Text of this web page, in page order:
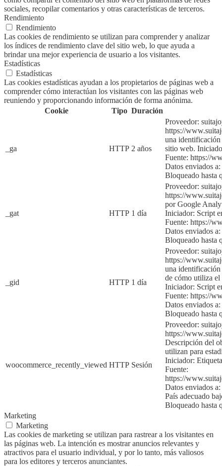
sociales, recopilar comentarios y otras características de terceros.
Rendimiento
Rendimiento
Las cookies de rendimiento se utilizan para comprender y analizar
los índices de rendimiento clave del sitio web, lo que ayuda a
brindar una mejor experiencia de usuario a los visitantes.
Estadísticas
Estadísticas
Las cookies estadísticas ayudan a los propietarios de páginas web a
comprender cómo interactúan los visitantes con las páginas web
reuniendo y proporcionando información de forma anónima.
Cookie
Tipo Duración
_ga HTTP 2 años
Proveedor:
https://
una identificación
sitio web.
Fuente: https://
Datos enviados a:
Bloqueado hasta
_gat HTTP 1 día
Proveedor:
https://
por Google
Iniciador: Script
Fuente: https://
Datos enviados a:
Bloqueado hasta
_gid HTTP 1 día
Proveedor:
https://
una identificación
de cómo utiliza
Iniciador: Script
Fuente: https://
Datos enviados a:
Bloqueado hasta
woocommerce_recently_viewed HTTP Sesión
Proveedor:
https://
Descripción del
utilizan para
Iniciador:
Fuente:
https://
Datos enviados a:
País adecuado
Bloqueado hasta
Marketing
Marketing
Las cookies de marketing se utilizan para rastrear a los visitantes en
las páginas web. La intención es mostrar anuncios relevantes y
atractivos para el usuario individual, y por lo tanto, más valiosos
para los editores y terceros anunciantes.